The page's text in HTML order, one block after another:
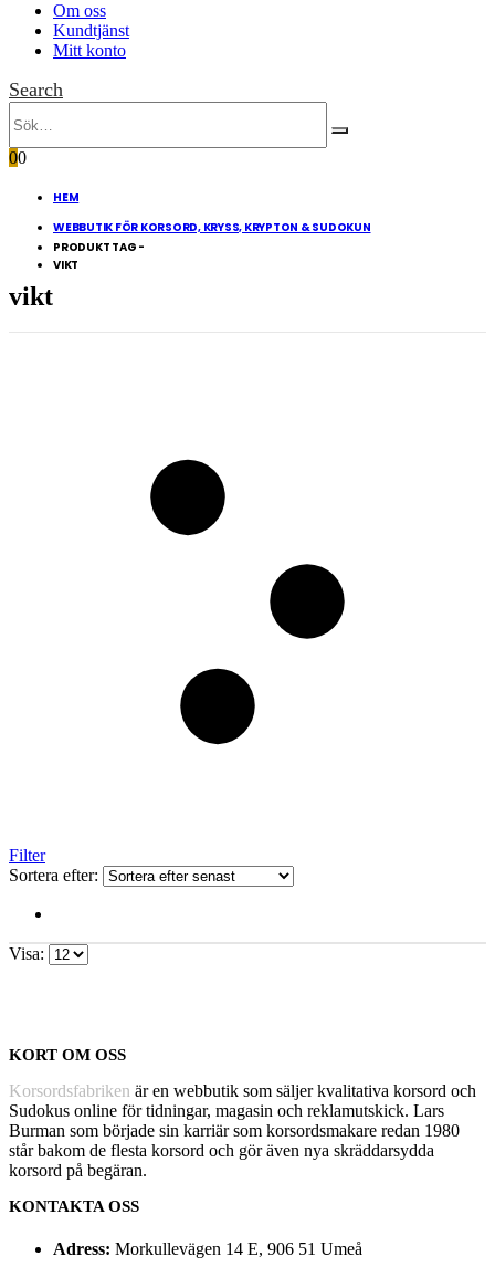
Om oss
Kundtjänst
Mitt konto
Search
00
HEM
WEBBUTIK FÖR KORSORD, KRYSS, KRYPTON & SUDOKUN
PRODUKT TAG -
VIKT
vikt
Filter
Sortera efter:
Visa:
KORT OM OSS
Korsordsfabriken är en webbutik som säljer kvalitativa korsord och
Sudokus online för tidningar, magasin och reklamutskick. Lars
Burman som började sin karriär som korsordsmakare redan 1980
står bakom de flesta korsord och gör även nya skräddarsydda
korsord på begäran.
KONTAKTA OSS
Adress: Morkullevägen 14 E, 906 51 Umeå